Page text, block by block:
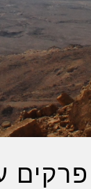
פרקים